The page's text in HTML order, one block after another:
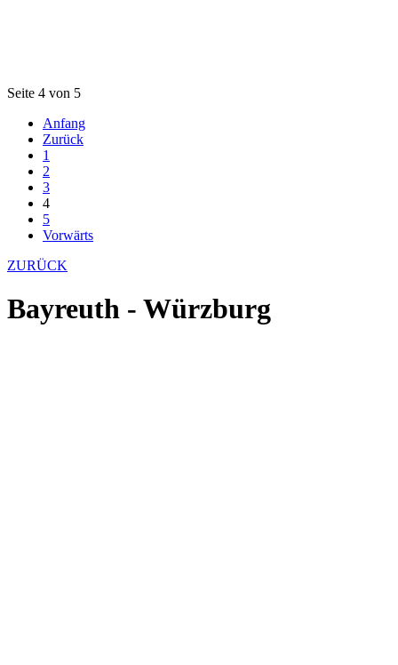
Seite 4 von 5
Anfang
Zurück
1
2
3
4
5
Vorwärts
ZURÜCK
Bayreuth - Würzburg